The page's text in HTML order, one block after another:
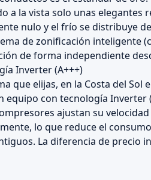
a la vista solo unas elegantes
nulo y el frío se distribuye
de zonificación inteligente
de forma independiente
Inverter (A+++)
que elijas, en la Costa del Sol
equipo con tecnología Inverter
ajustan su
lo que reduce el
La diferencia de precio